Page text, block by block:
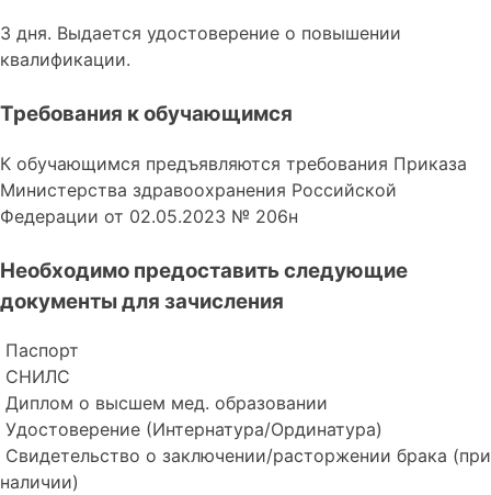
3 дня. Выдается удостоверение о повышении
квалификации.
Требования к обучающимся
К обучающимся предъявляются требования Приказа
Министерства здравоохранения Российской
Федерации от 02.05.2023 № 206н
Необходимо предоставить следующие
документы для зачисления
Паспорт
СНИЛС
Диплом о высшем мед. образовании
Удостоверение (Интернатура/Ординатура)
Свидетельство о заключении/расторжении брака (при
наличии)